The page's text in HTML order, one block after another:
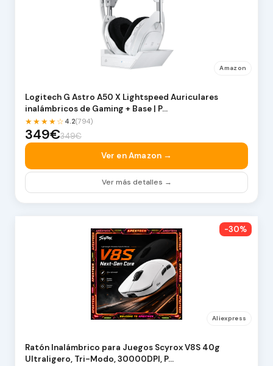
Amazon
Logitech G Astro A50 X Lightspeed Auriculares
inalámbricos de Gaming + Base | P…
★★★★☆ 4.2(794)
349€349€
Ver en Amazon →
Ver más detalles →
-30%
Aliexpress
Ratón Inalámbrico para Juegos Scyrox V8S 40g
Ultraligero, Tri-Modo, 30000DPI, P…